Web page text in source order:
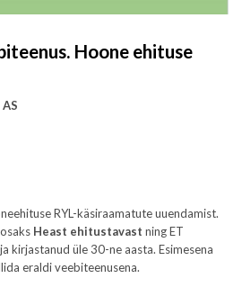
Hoone ehituse
RYL-käsiraamatute uuendamist.
Heast ehitustavast ning ET
kirjastanud üle 30-ne aasta. Esimesena
eraldi veebiteenusena.